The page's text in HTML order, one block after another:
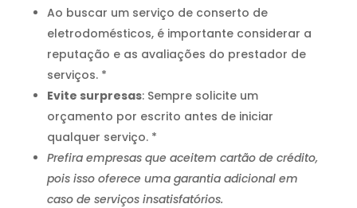
Ao buscar um serviço de conserto de
eletrodomésticos, é importante considerar a
reputação e as avaliações do prestador de
serviços. *
Evite surpresas: Sempre solicite um
orçamento por escrito antes de iniciar
qualquer serviço. *
Prefira empresas que aceitem cartão de crédito,
pois isso oferece uma garantia adicional em
caso de serviços insatisfatórios.